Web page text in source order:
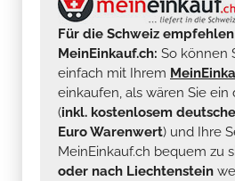
Für die Schweiz
MeinEinkauf.ch: So können
einfach mit Ihrem
einkaufen, als wären Sie
(inkl. kostenlosem
Euro Warenwert) und Ihre
MeinEinkauf.ch bequem zu
oder nach Liechtenstein